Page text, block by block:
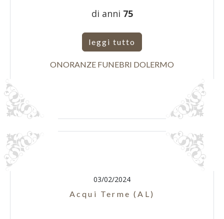
di anni 75
leggi tutto
ONORANZE FUNEBRI DOLERMO
03/02/2024
Acqui Terme (AL)